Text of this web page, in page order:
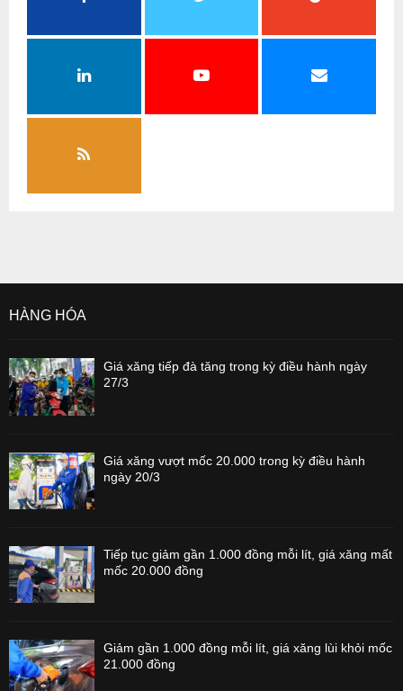
HÀNG HÓA
Giá xăng tiếp đà tăng trong kỳ điều hành ngày
27/3
Giá xăng vượt mốc 20.000 trong kỳ điều hành
ngày 20/3
Tiếp tục giảm gần 1.000 đồng mỗi lít, giá xăng mất
mốc 20.000 đồng
Giảm gần 1.000 đồng mỗi lít, giá xăng lùi khỏi mốc
21.000 đồng